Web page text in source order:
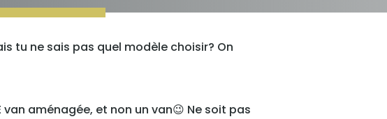
tu ne sais pas quel modèle choisir? On
aménagée, et non un van😉 Ne soit pas